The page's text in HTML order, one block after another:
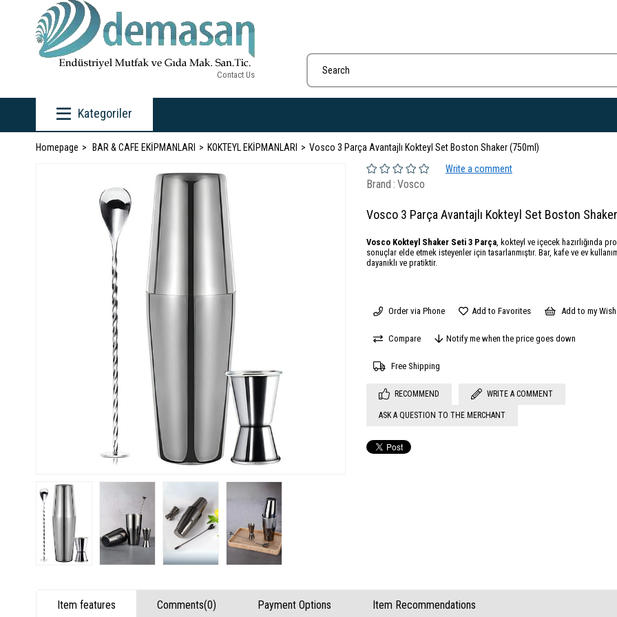
Contact Us
Kategoriler
Homepage BAR & CAFE EKİPMANLARI KOKTEYL EKİPMANLARI
Vosco 3 Parça Avantajlı Kokteyl Set Boston Shaker (750ml)
Write a comment
Brand : Vosco
Vosco 3 Parça Avantajlı Kokteyl Set Boston
Vosco Kokteyl Shaker Seti 3 Parça, kokteyl ve içecek hazırlığında
sonuçlar elde etmek isteyenler için tasarlanmıştır. Bar, kafe ve ev
dayanıklı ve pratiktir.
Order via Phone Add to Favorites Add to my
Compare Notify me when the price goes down
Free Shipping
RECOMMEND WRITE A COMMENT
ASK A QUESTION TO THE MERCHANT
Item features Comments(0) Payment Options Item Recommendations